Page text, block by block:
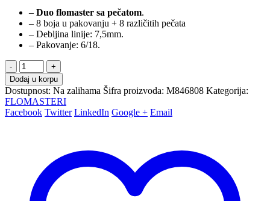
– Duo flomaster sa pečatom.
– 8 boja u pakovanju + 8 različitih pečata
– Debljina linije: 7,5mm.
– Pakovanje: 6/18.
-
+
Dodaj u korpu
Dostupnost: Na zalihama Šifra proizvoda: M846808 Kategorija:
FLOMASTERI
Facebook Twitter LinkedIn Google + Email